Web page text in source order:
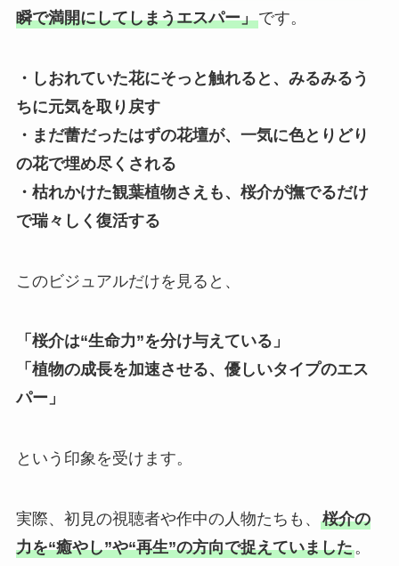
瞬で満開にしてしまうエスパー」です。
・しおれていた花にそっと触れると、みるみるう
ちに元気を取り戻す
・まだ蕾だったはずの花壇が、一気に色とりどり
の花で埋め尽くされる
・枯れかけた観葉植物さえも、桜介が撫でるだけ
で瑞々しく復活する
このビジュアルだけを見ると、
「桜介は“生命力”を分け与えている」
「植物の成長を加速させる、優しいタイプのエス
パー」
という印象を受けます。
実際、初見の視聴者や作中の人物たちも、 桜介の
力を“癒やし”や“再生”の方向で捉えていました。